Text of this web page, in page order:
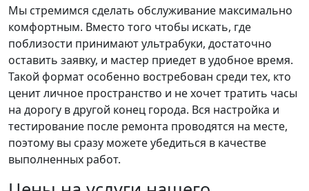
Мы стремимся сделать обслуживание максимально
комфортным. Вместо того чтобы искать, где
поблизости принимают ультрабуки, достаточно
оставить заявку, и мастер приедет в удобное время.
Такой формат особенно востребован среди тех, кто
ценит личное пространство и не хочет тратить часы
на дорогу в другой конец города. Вся настройка и
тестирование после ремонта проводятся на месте,
поэтому вы сразу можете убедиться в качестве
выполненных работ.